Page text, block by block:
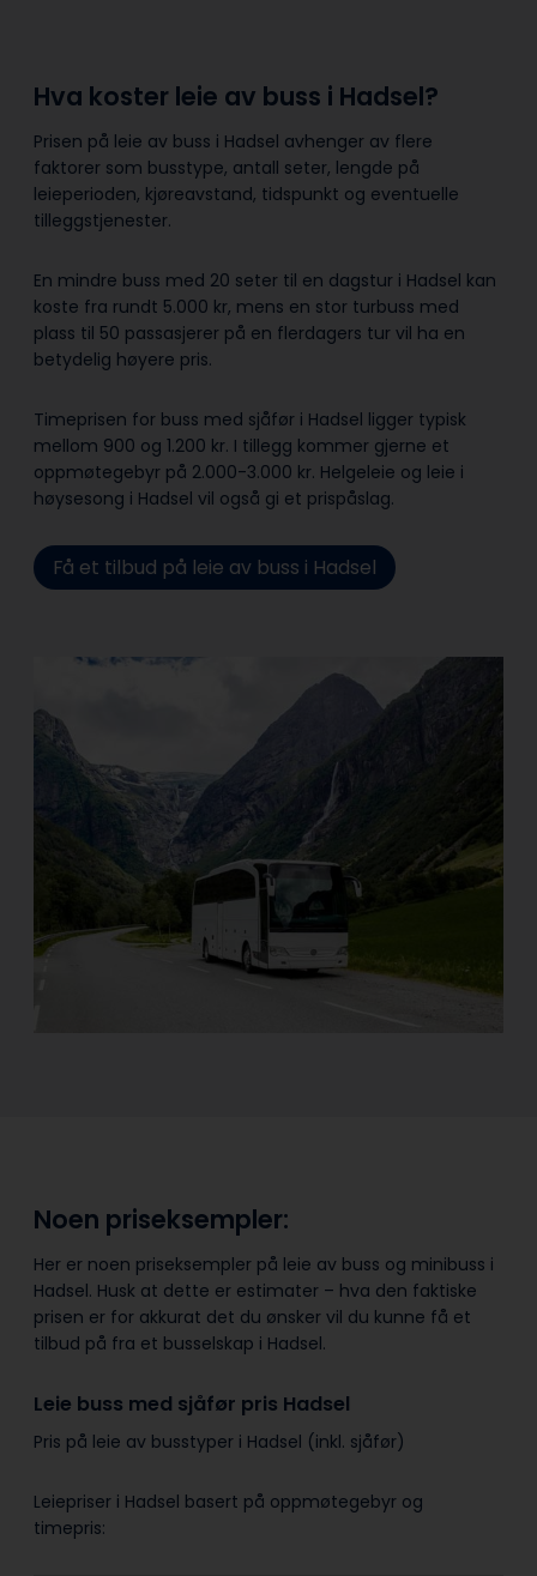
Hva koster leie av buss i Hadsel?
Prisen på leie av buss i Hadsel avhenger av flere
faktorer som busstype, antall seter, lengde på
leieperioden, kjøreavstand, tidspunkt og eventuelle
tilleggstjenester.
En mindre buss med 20 seter til en dagstur i Hadsel kan
koste fra rundt 5.000 kr, mens en stor turbuss med
plass til 50 passasjerer på en flerdagers tur vil ha en
betydelig høyere pris.
Timeprisen for buss med sjåfør i Hadsel ligger typisk
mellom 900 og 1.200 kr. I tillegg kommer gjerne et
oppmøtegebyr på 2.000-3.000 kr. Helgeleie og leie i
høysesong i Hadsel vil også gi et prispåslag.
Få et tilbud på leie av buss i Hadsel
Noen priseksempler:
Her er noen priseksempler på leie av buss og minibuss i
Hadsel. Husk at dette er estimater – hva den faktiske
prisen er for akkurat det du ønsker vil du kunne få et
tilbud på fra et busselskap i Hadsel.
Leie buss med sjåfør pris Hadsel
Pris på leie av busstyper i Hadsel (inkl. sjåfør)
Leiepriser i Hadsel basert på oppmøtegebyr og
timepris: